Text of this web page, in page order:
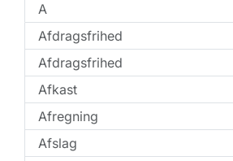
A
Afdragsfrihed
Afdragsfrihed
Afkast
Afregning
Afslag